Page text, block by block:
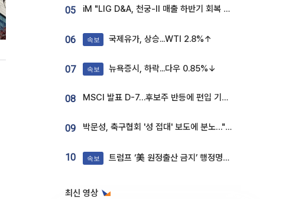
05 iM "LIG D&A, 천궁-II 매출 하반기 회복 전망…방산 톱픽 유지"
06 속보 국제유가, 상승...WTI 2.8%↑
07 속보 뉴욕증시, 하락...다우 0.85%↓
08 MSCI 발표 D-7…후보주 반등에 편입 기대 재점화
09 박문성, 축구협회 '성 접대' 보도에 분노…"다 말아먹으려고 작정했나"
10 속보 트럼프 ‘美 원정출산 금지’ 행정명령 서명
최신 영상